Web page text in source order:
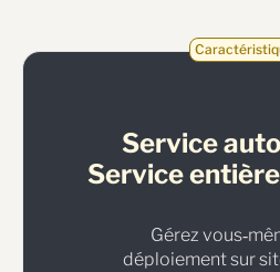
Service
Service
Gérez
déploiement sur